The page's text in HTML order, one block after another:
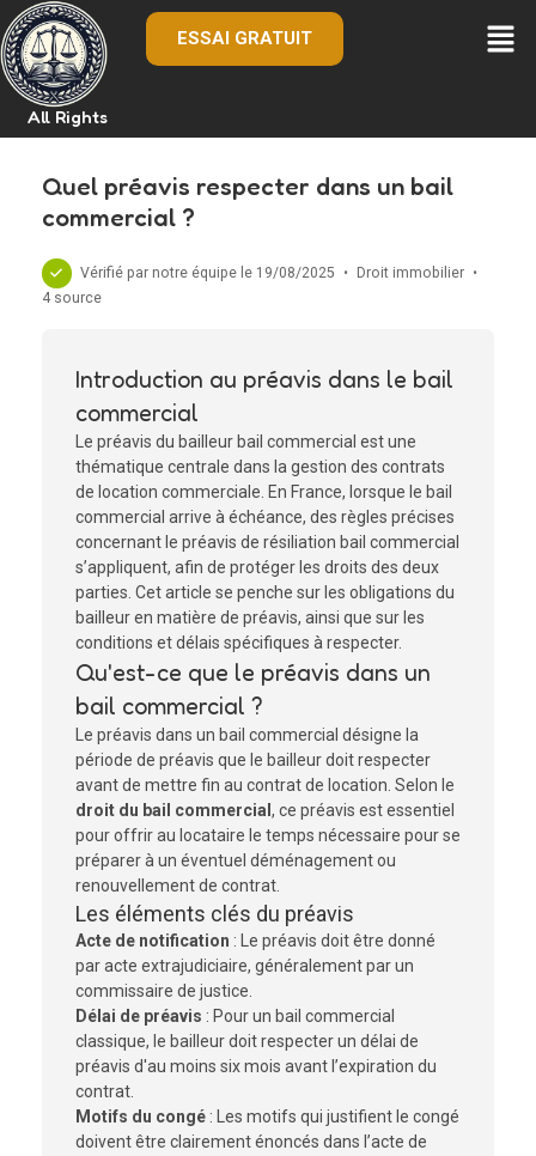
All Rights
ESSAI GRATUIT
Quel préavis respecter dans un bail
commercial ?
Vérifié par notre équipe le 19/08/2025 • Droit immobilier
•
4 source
Introduction au préavis dans le bail
commercial
Le préavis du bailleur bail commercial est une
thématique centrale dans la gestion des contrats
de location commerciale. En France, lorsque le bail
commercial arrive à échéance, des règles précises
concernant le préavis de résiliation bail commercial
s’appliquent, afin de protéger les droits des deux
parties. Cet article se penche sur les obligations du
bailleur en matière de préavis, ainsi que sur les
conditions et délais spécifiques à respecter.
Qu'est-ce que le préavis dans un
bail commercial ?
Le préavis dans un bail commercial désigne la
période de préavis que le bailleur doit respecter
avant de mettre fin au contrat de location. Selon le
droit du bail commercial , ce préavis est essentiel
pour offrir au locataire le temps nécessaire pour se
préparer à un éventuel déménagement ou
renouvellement de contrat.
Les éléments clés du préavis
Acte de notification : Le préavis doit être donné
par acte extrajudiciaire, généralement par un
commissaire de justice.
Délai de préavis : Pour un bail commercial
classique, le bailleur doit respecter un délai de
préavis d'au moins six mois avant l’expiration du
contrat.
Motifs du congé : Les motifs qui justifient le congé
doivent être clairement énoncés dans l’acte de